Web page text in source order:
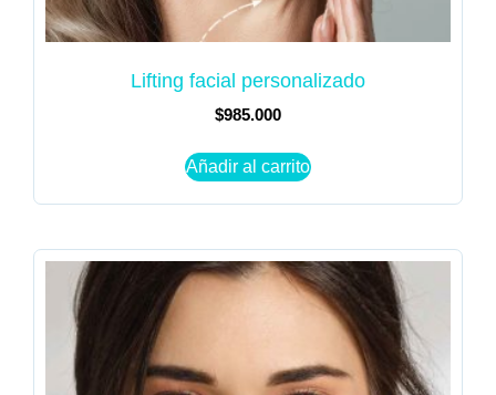
Lifting facial personalizado
$985.000
Añadir al carrito